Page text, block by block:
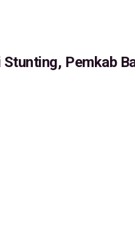
Stunting, Pemkab